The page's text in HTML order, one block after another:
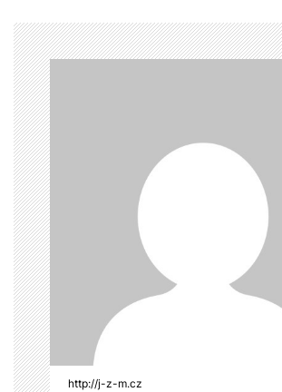
i
g
a
c
e
p
r
o
p
ř
í
s
p
ě
v
e
k http://j-z-m.cz